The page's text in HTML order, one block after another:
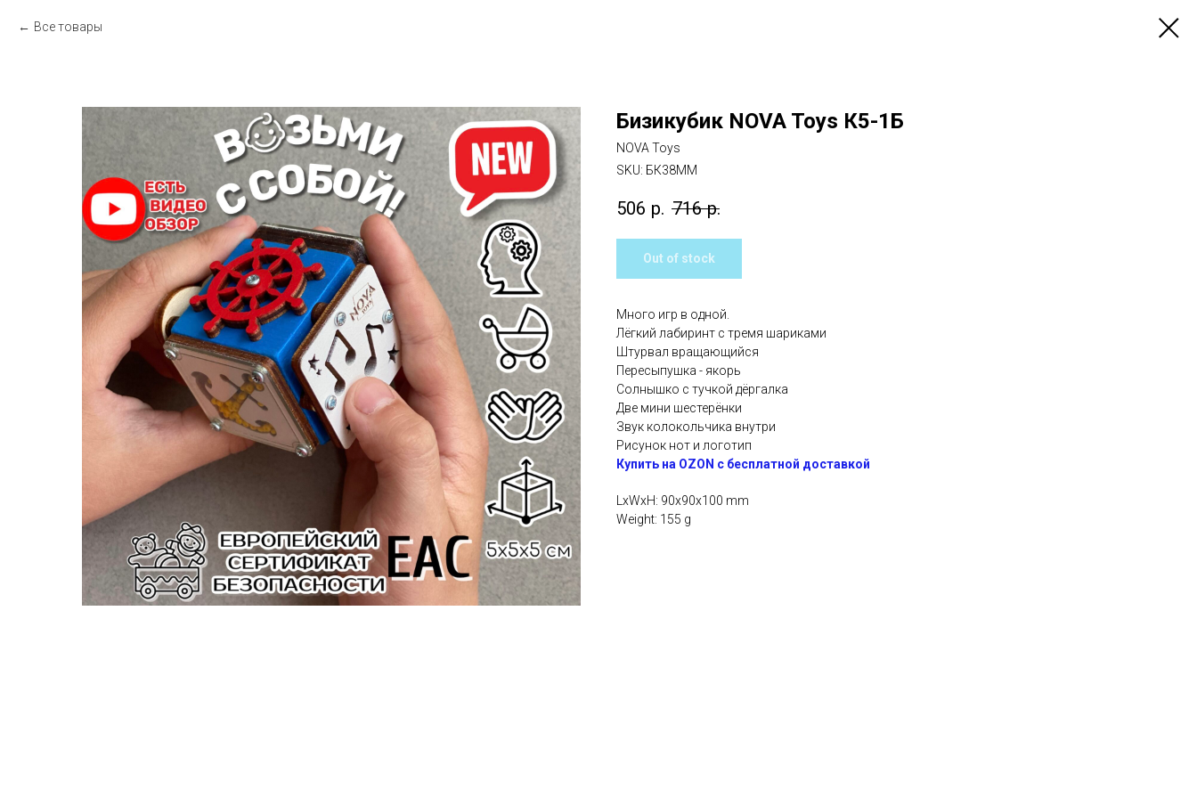
Все товары
Бизикубик NOVA Toys К5-1Б
NOVA Toys
SKU: БК38ММ
506 р. 716 р.
Out of stock
Много игр в одной.
Лёгкий лабиринт с тремя шариками
Штурвал вращающийся
Пересыпушка - якорь
Солнышко с тучкой дёргалка
Две мини шестерёнки
Звук колокольчика внутри
Рисунок нот и логотип
Купить на ОZON с бесплатной доставкой
LxWxH: 90x90x100 mm
Weight: 155 g